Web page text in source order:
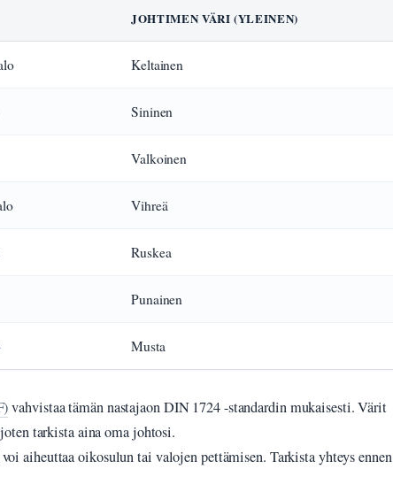
JOHTIMEN VÄRI (YLEINEN)
Keltainen
Sininen
Valkoinen
Vihreä
Ruskea
Punainen
Musta
vahvistaa tämän nastajaon DIN 1724 -standardin mukaisesti. Värit
tarkista aina oma johtosi.
aiheuttaa oikosulun tai valojen pettämisen. Tarkista yhteys ennen